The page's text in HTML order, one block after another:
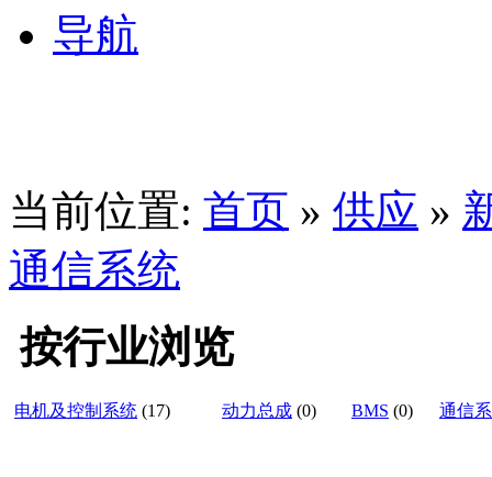
导航
当前位置: 首页 » 供应 »
通信系统
按行业浏览
电机及控制系统 (17) 动力总成 (0) BMS (0) 通信